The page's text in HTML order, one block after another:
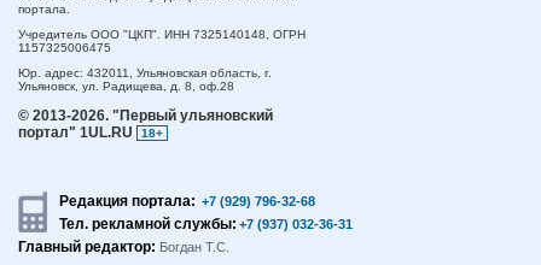
портала.
Учредитель ООО "ЦКП". ИНН 7325140148, ОГРН
1157325006475
Юр. адрес: 432011, Ульяновская область, г.
Ульяновск, ул. Радищева, д. 8, оф.28
© 2013-2026. "Первый ульяновский
портал" 1UL.RU
18+
Редакция портала: +7 (929) 796-32-68
Тел. рекламной службы: +7 (937) 032-36-31
Главный редактор: Богдан Т.С.